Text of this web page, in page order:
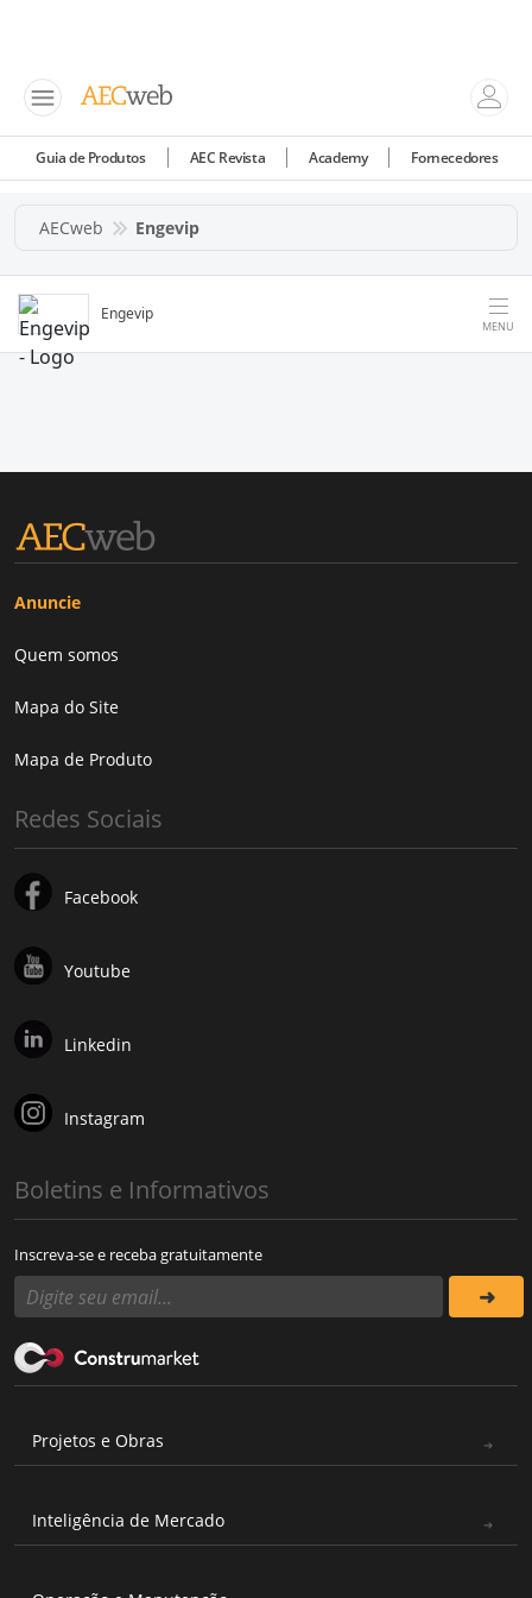
Guia de Produtos AEC Revista Academy Fornecedores
AECweb Engevip
Engevip
MENU
Anuncie
Quem somos
Mapa do Site
Mapa de Produto
Redes Sociais
Facebook
Youtube
Linkedin
Instagram
Boletins e Informativos
Inscreva-se e receba gratuitamente
Projetos e Obras
Inteligência de Mercado